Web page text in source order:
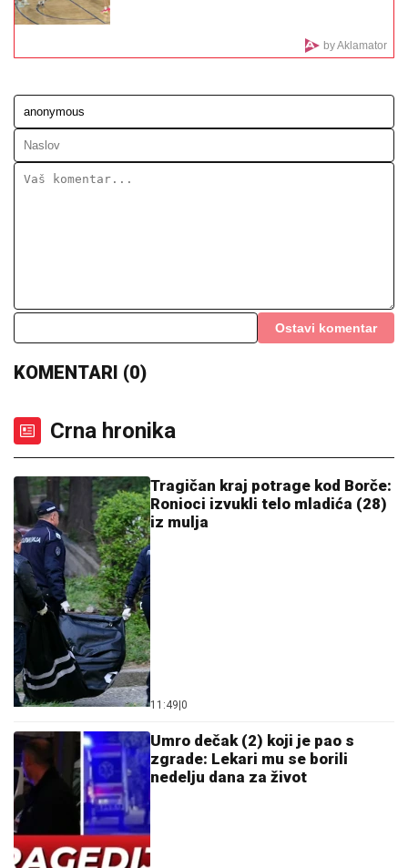
progovorila o svadbi i renoviranju
kuće: "Išla sam roditeljima da kažem
nisam bila ovako zaljubljena"
ŠOK U PROGRAMU UŽIVO!
gole slike, zapretila mu: "Vidimo se na
sudu, iskorišćavaš žene za pare"
DALILA DRAGOJEVIĆ ŽELI U ELITU
10Otkrila pod kojim uslovima bi ušla,
cifra je ogromna: Spomenula i skandal
sa Dragojevićem
NOVAK ĐOKOVIĆ REAGOVAO ZBOG SLIKE BIVŠEG
MUŽA DRAGANE MIRKOVIĆ
Potez slavnog tenisera iznenadio sve - o ovome se i